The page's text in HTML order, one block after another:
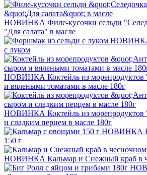
НОВИНКА Филе-кусочки сельди
"Для салата" в масле
с луком
НОВИНКА Коктейль из
и вялеными томатами в масле 180г
НОВИНКА Коктейль из
и сладким перцем в масле 180г
НОВИНКА
150 г
НОВИНКА Кальмар и Снежный краб в